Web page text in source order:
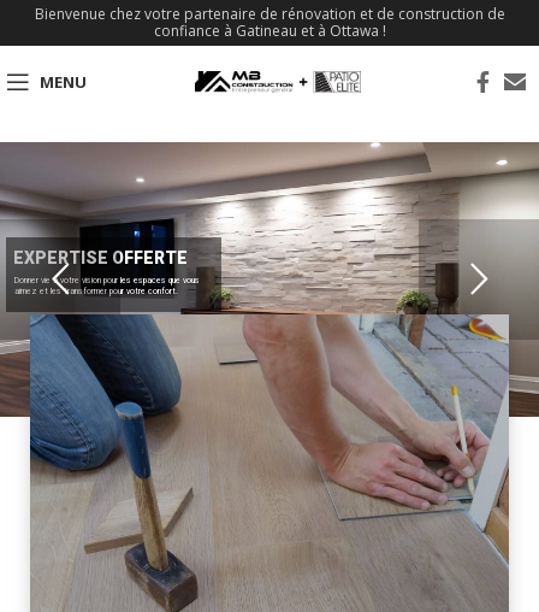
Bienvenue chez votre partenaire de rénovation et de construction de
confiance à Gatineau et à Ottawa !
MENU
EXPERTISE OFFERTE
Donner vie à votre vision pour les espaces que vous
aimez et les transformer pour votre confort.